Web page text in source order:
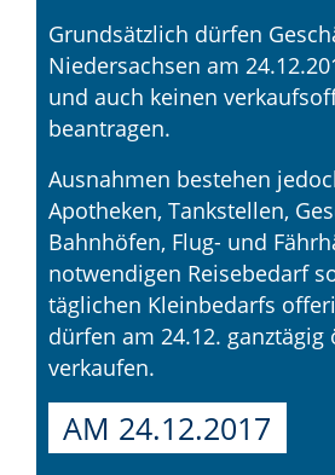
Grundsätzlich dürfen
Niedersachsen am
und auch keinen
beantragen.
Ausnahmen bestehen
Apotheken, Tankstellen,
Bahnhöfen, Flug- und
notwendigen Reisebedarf
täglichen Kleinbedarfs
dürfen am 24.12. ganztägig
verkaufen.
AM 24.12.2017